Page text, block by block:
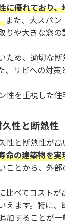
に優れており
また、大スパ
りや大きな窓
ため、適切な
、サビへの対策
性を重視した
性と断熱性
性と断熱性が高
命の建築物を実
ことから、外
比べてコスト
えます。特に、
加することが一